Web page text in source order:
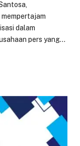
dalam
pers yang…